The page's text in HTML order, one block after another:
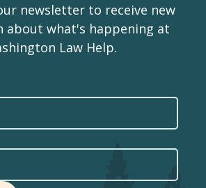
newsletter to receive new
about what's happening at
Law Help.